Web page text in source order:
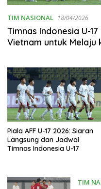
TIM NASIONAL 18/04/2026
Timnas Indonesia U-
Vietnam untuk Melaju
Piala AFF U-17 2026: Siaran
Langsung dan Jadwal
Timnas Indonesia U-17
TIM